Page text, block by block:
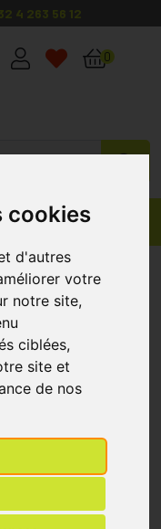
cookies
d'autres
votre
notre site,
ciblées,
site et
de nos
4 263 56 12
ma santé, mes
0
Produits
10